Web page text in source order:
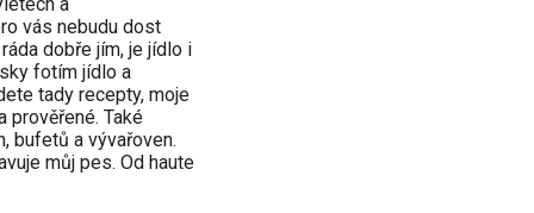
vás nebudu dost
dobře jím, je jídlo i
fotím jídlo a
tady recepty, moje
prověřené. Také
bufetů a vývařoven.
můj pes. Od haute